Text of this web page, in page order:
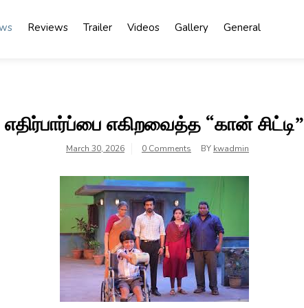
Reviews Trailer Videos Gallery General
எதிர்பார்ப்பை எகிறவைத்த “கான் சிட்டி”
March 30, 2026 0 Comments BY kwadmin